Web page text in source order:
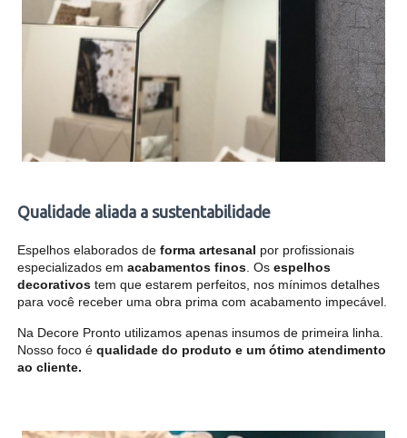
Qualidade aliada a sustentabilidade
Espelhos elaborados de forma artesanal por profissionais
especializados em acabamentos finos. Osespelhos
decorativostem que estarem perfeitos, nos mínimos detalhes
para você receber uma obra prima com acabamento impecável.
Na Decore Pronto utilizamos apenas insumos de primeira linha.
Nosso foco é qualidade do produto e um ótimo atendimento
ao cliente.